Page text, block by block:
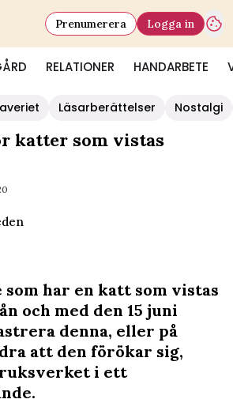
RELATIONER HANDARBETE
Prenumerera Logga in
Läsarberättelser Nostalgi
katter som vistas
har en katt som vistas
och med den 15 juni
denna, eller på
att den förökar sig,
i ett